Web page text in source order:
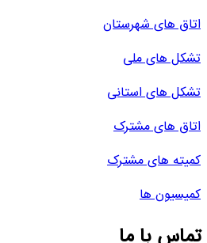
اتاق های شهرستان
تشکل های ملی
تشکل های استانی
اتاق های مشترک
کمیته های مشترک
کمیسیون ها